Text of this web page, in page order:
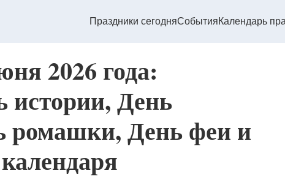
Праздники сегодняСобытияКалендарь
2026 года:
День
ромашки, День феи и